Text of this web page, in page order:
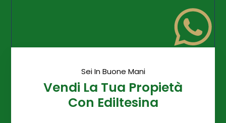
Sei In Buone Mani
Vendi La Tua Propietà
Con Ediltesina